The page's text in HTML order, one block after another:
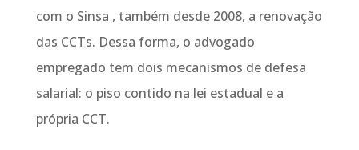
com o Sinsa , também desde 2008, a renovação
das CCTs. Dessa forma, o advogado
empregado tem dois mecanismos de defesa
salarial: o piso contido na lei estadual e a
própria CCT.